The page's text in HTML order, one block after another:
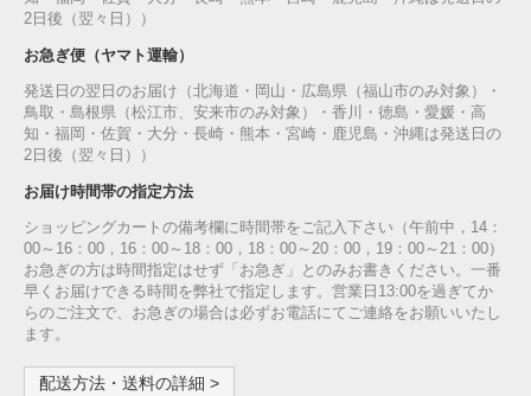
2日後（翌々日））
お急ぎ便（ヤマト運輸）
発送日の翌日のお届け（北海道・岡山・広島県（福山市のみ対象）・
鳥取・島根県（松江市、安来市のみ対象）・香川・徳島・愛媛・高
知・福岡・佐賀・大分・長崎・熊本・宮崎・鹿児島・沖縄は発送日の
2日後（翌々日））
お届け時間帯の指定方法
ショッピングカートの備考欄に時間帯をご記入下さい（午前中，14：
00～16：00，16：00～18：00，18：00～20：00，19：00～21：00）
お急ぎの方は時間指定はせず「お急ぎ」とのみお書きください。一番
早くお届けできる時間を弊社で指定します。営業日13:00を過ぎてか
らのご注文で、お急ぎの場合は必ずお電話にてご連絡をお願いいたし
ます。
配送方法・送料の詳細 >